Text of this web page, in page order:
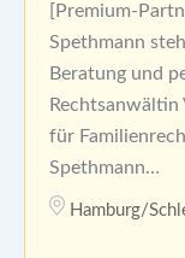
[Premium-
Spethmann
Beratung und
für
Spethmann…
Hamburg/